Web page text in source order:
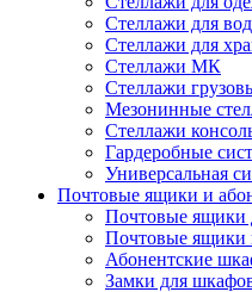
Стеллажи для
Стеллажи для
Стеллажи МК
Стеллажи
Мезонинные
Стеллажи
Гардеробные
Универсальная
Почтовые ящики и
Почтовые ящики
Почтовые ящики
Абонентские
Замки для